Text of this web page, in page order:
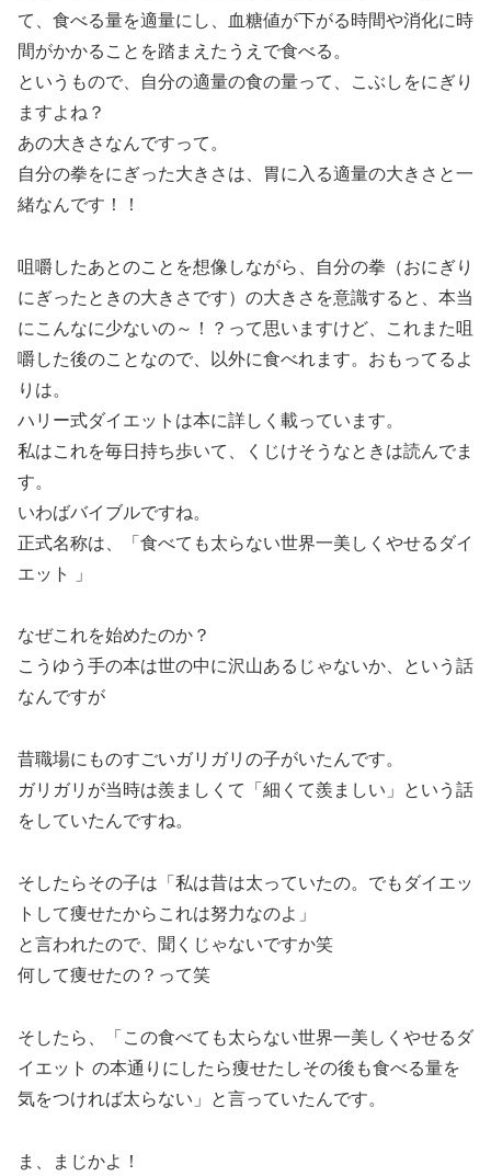
て、食べる量を適量にし、血糖値が下がる時間や消化に時
間がかかることを踏まえたうえで食べる。
というもので、自分の適量の食の量って、こぶしをにぎり
ますよね？
あの大きさなんですって。
自分の拳をにぎった大きさは、胃に入る適量の大きさと一
緒なんです！！
咀嚼したあとのことを想像しながら、自分の拳（おにぎり
にぎったときの大きさです）の大きさを意識すると、本当
にこんなに少ないの～！？って思いますけど、これまた咀
嚼した後のことなので、以外に食べれます。おもってるよ
りは。
ハリー式ダイエットは本に詳しく載っています。
私はこれを毎日持ち歩いて、くじけそうなときは読んでま
す。
いわばバイブルですね。
正式名称は、「食べても太らない世界一美しくやせるダイ
エット 」
なぜこれを始めたのか？
こうゆう手の本は世の中に沢山あるじゃないか、という話
なんですが
昔職場にものすごいガリガリの子がいたんです。
ガリガリが当時は羨ましくて「細くて羨ましい」という話
をしていたんですね。
そしたらその子は「私は昔は太っていたの。でもダイエッ
トして痩せたからこれは努力なのよ」
と言われたので、聞くじゃないですか笑
何して痩せたの？って笑
そしたら、「この食べても太らない世界一美しくやせるダ
イエット の本通りにしたら痩せたしその後も食べる量を
気をつければ太らない」と言っていたんです。
ま、まじかよ！